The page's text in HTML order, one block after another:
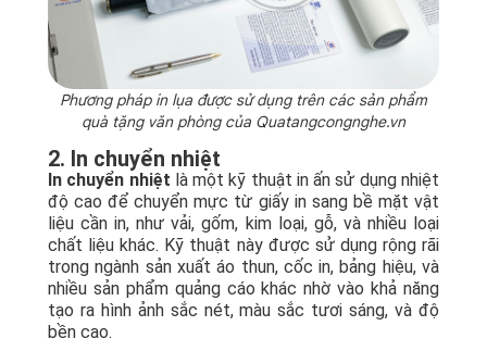
Phương pháp in lụa được sử dụng trên các sản phẩm
quà tặng văn phòng của Quatangcongnghe.vn
2. In chuyển nhiệt
In chuyển nhiệt là một kỹ thuật in ấn sử dụng nhiệt
độ cao để chuyển mực từ giấy in sang bề mặt vật
liệu cần in, như vải, gốm, kim loại, gỗ, và nhiều loại
chất liệu khác. Kỹ thuật này được sử dụng rộng rãi
trong ngành sản xuất áo thun, cốc in, bảng hiệu, và
nhiều sản phẩm quảng cáo khác nhờ vào khả năng
tạo ra hình ảnh sắc nét, màu sắc tươi sáng, và độ
bền cao.